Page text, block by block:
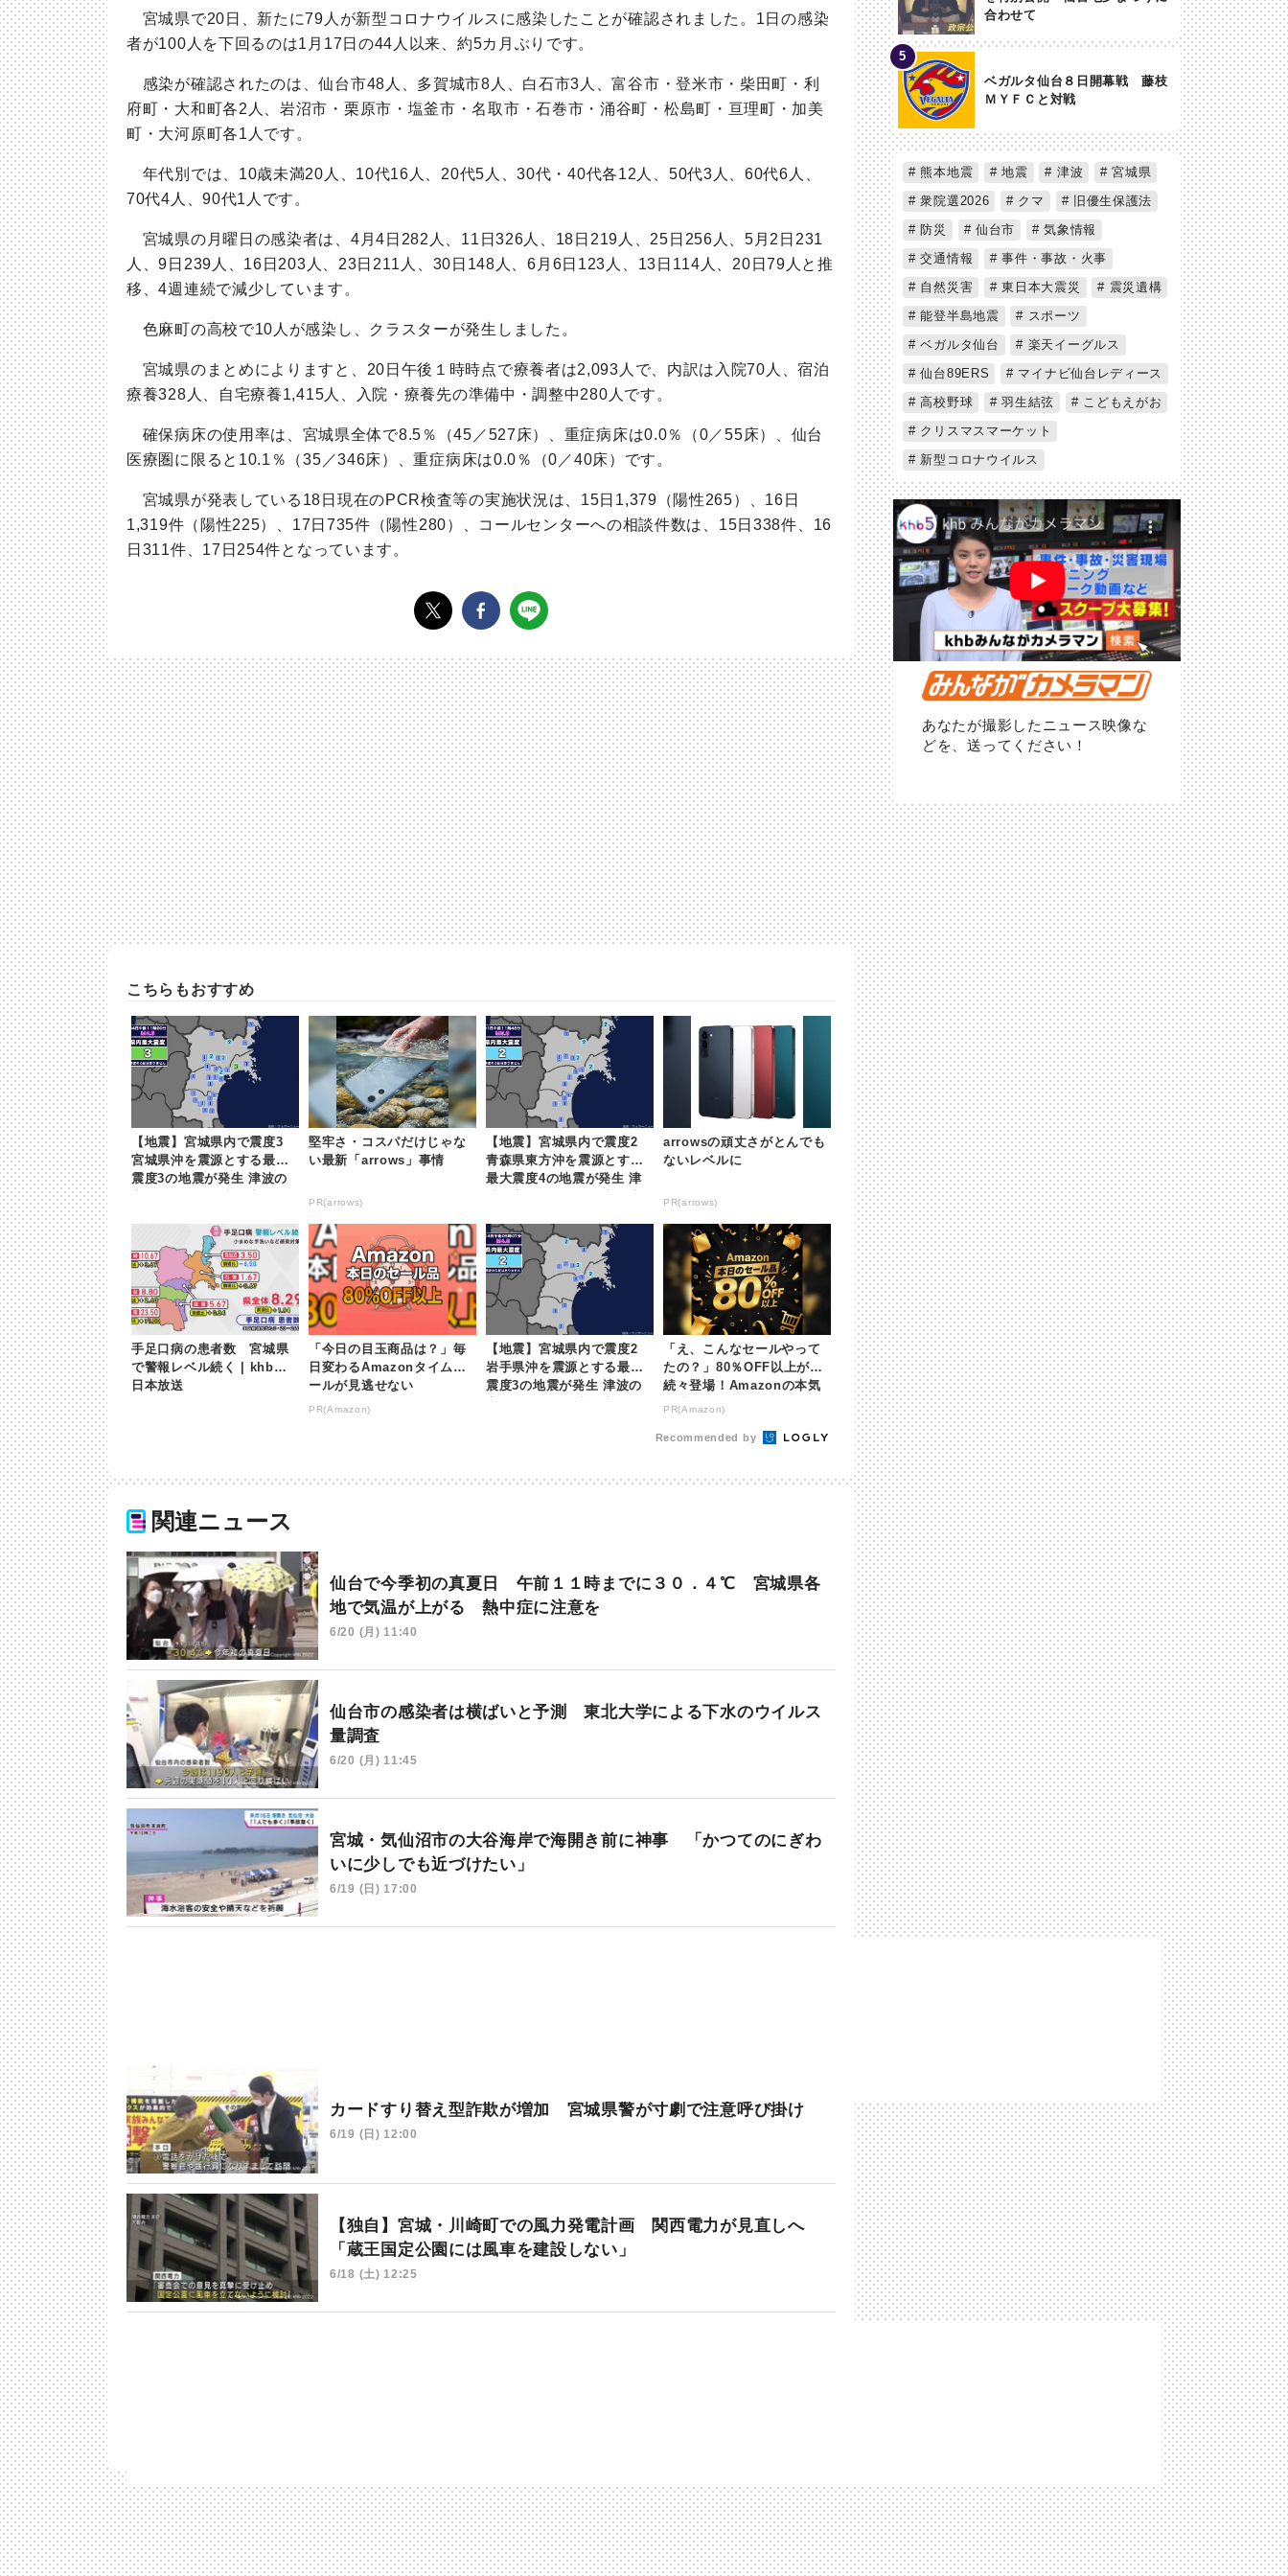
宮城県で20 日、新たに79 人が新型コロナウイルスに感染したことが確認されました。 1 日の感染
者が100 人を下回るのは1 月 17 日の44 人以来、約5カ月ぶりです。
感染が確認されたのは、仙台市48 人、多賀城市8 人、白石市3 人、富谷市・登米市・柴田町・利
府町・大和町各2 人、岩沼市・栗原市・塩釜市・名取市・石巻市・涌谷町・松島町・亘理町・加美
町・大河原町各1 人です。
年代別では、 10歳未満20 人、 10代16 人、 20代5 人、30代・40代各12 人、 50代3 人、60代6 人、
70代4 人、90代1 人です。
宮城県の月曜日の感染者は、 4 月4 日 282 人、 11 日326人、 18 日 219 人、 25 日 256 人、5 月 2 日 231
人、9 日 239 人、 16 日 203 人、 23日 211 人、 30 日 148 人、6 月 6日 123 人、 13 日 114 人、 20 日79 人と推
移、4週連続で減少しています。
色麻町の高校で10 人が感染し、クラスターが発生しました。
宮城県のまとめによりますと、 20 日午後１時時点で療養者は2,093 人で、内訳は入院70 人、宿泊
療養328 人、自宅療養1,415人、入院・療養先の準備中・調整中280 人です。
確保病床の使用率は、宮城県全体で8.5 ％（45 ／527 床）、重症病床は0.0％（0 ／55床）、仙台
医療圏に限ると 10.1 ％（35 ／346床）、重症病床は0.0 ％（0 ／40床）です。
宮城県が発表している 18 日現在のPCR検査等の実施状況は、 15日 1,379 （陽性265）、 16 日
1,319件（陽性225）、 17 日 735件（陽性280）、コールセンターへの相談件数は、 15日 338件、 16
日 311件、 17 日 254件となっています。
こちらもおすすめ
【地震】宮城県内で震度3
宮城県沖を震源とする最大
震度3の地震が発生 津波の
堅牢さ・コスパだけじゃな
い最新「arrows」事情
PR(arrows)
【地震】宮城県内で震度2
青森県東方沖を震源とする
最大震度4の地震が発生 津
arrowsの頑丈さがとんでも
ないレベルに
PR(arrows)
手足口病の患者数 宮城県
で警報レベル続く | khb東
日本放送
「今日の目玉商品は？」毎
日変わるAmazonタイムセ
ールが見逃せない
PR(Amazon)
【地震】宮城県内で震度2
岩手県沖を震源とする最大
震度3の地震が発生 津波の
「え、こんなセールやって
たの？」80％OFF以上が
続々登場！Amazonの本気
が凄すぎる
PR(Amazon)
Recommended by
関連ニュース
仙台で今季初の真夏日 午前１１時までに３０．４℃ 宮城県各
地で気温が上がる 熱中症に注意を
6/20 (月) 11:40
仙台市の感染者は横ばいと予測 東北大学による下水のウイルス
量調査
6/20 (月) 11:45
宮城・気仙沼市の大谷海岸で海開き前に神事 「かつてのにぎわ
いに少しでも近づけたい」
6/19 (日) 17:00
カードすり替え型詐欺が増加 宮城県警が寸劇で注意呼び掛け
6/19 (日) 12:00
【独自】宮城・川崎町での風力発電計画 関西電力が見直しへ
「蔵王国定公園には風車を建設しない」
6/18 (土) 12:25
合わせて
ベガルタ仙台８日開幕戦 藤枝
ＭＹＦＣと対戦
熊本地震 地震 津波
宮城県
衆院選2026
クマ
旧優生保護法
防災
仙台市
気象情報
交通情報
事件・事故・火事
自然災害
東日本大震災
震災遺構
能登半島地震
スポーツ
ベガルタ仙台
楽天イーグルス
仙台89ERS
マイナビ仙台レディース
高校野球
羽生結弦
こどもえがお
クリスマスマーケット
新型コロナウイルス
あなたが撮影したニュース映像な
どを、送ってください！